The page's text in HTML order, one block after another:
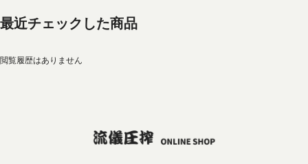
最近チェックした商品
閲覧履歴はありません